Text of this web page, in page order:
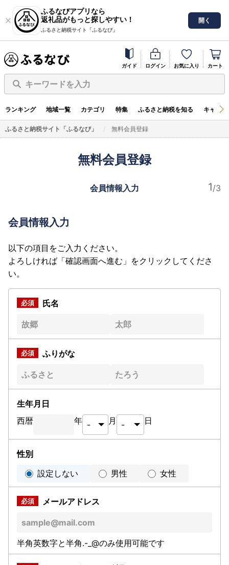
ふるなびアプリなら
返礼品がもっと探しやすい！
ふるさと納税サイト「ふるなび」
開く
ガイド ログイン お気に入り カート
キーワードを入力
ランキング 地域一覧 カテゴリ 特集 ふるさと納税を知る キャン
ふるさと納税サイト「ふるなび」 無料会員登録
無料会員登録
会員情報入力
会員情報入力
以下の項目をご入力ください。
よろしければ「確認画面へ進む」をクリックしてくださ
い。
氏名
ふりがな
生年月日
西暦
年 月 日
性別
設定しない
男性 女性
メールアドレス
半角英数字と半角.-_@のみ使用可能です